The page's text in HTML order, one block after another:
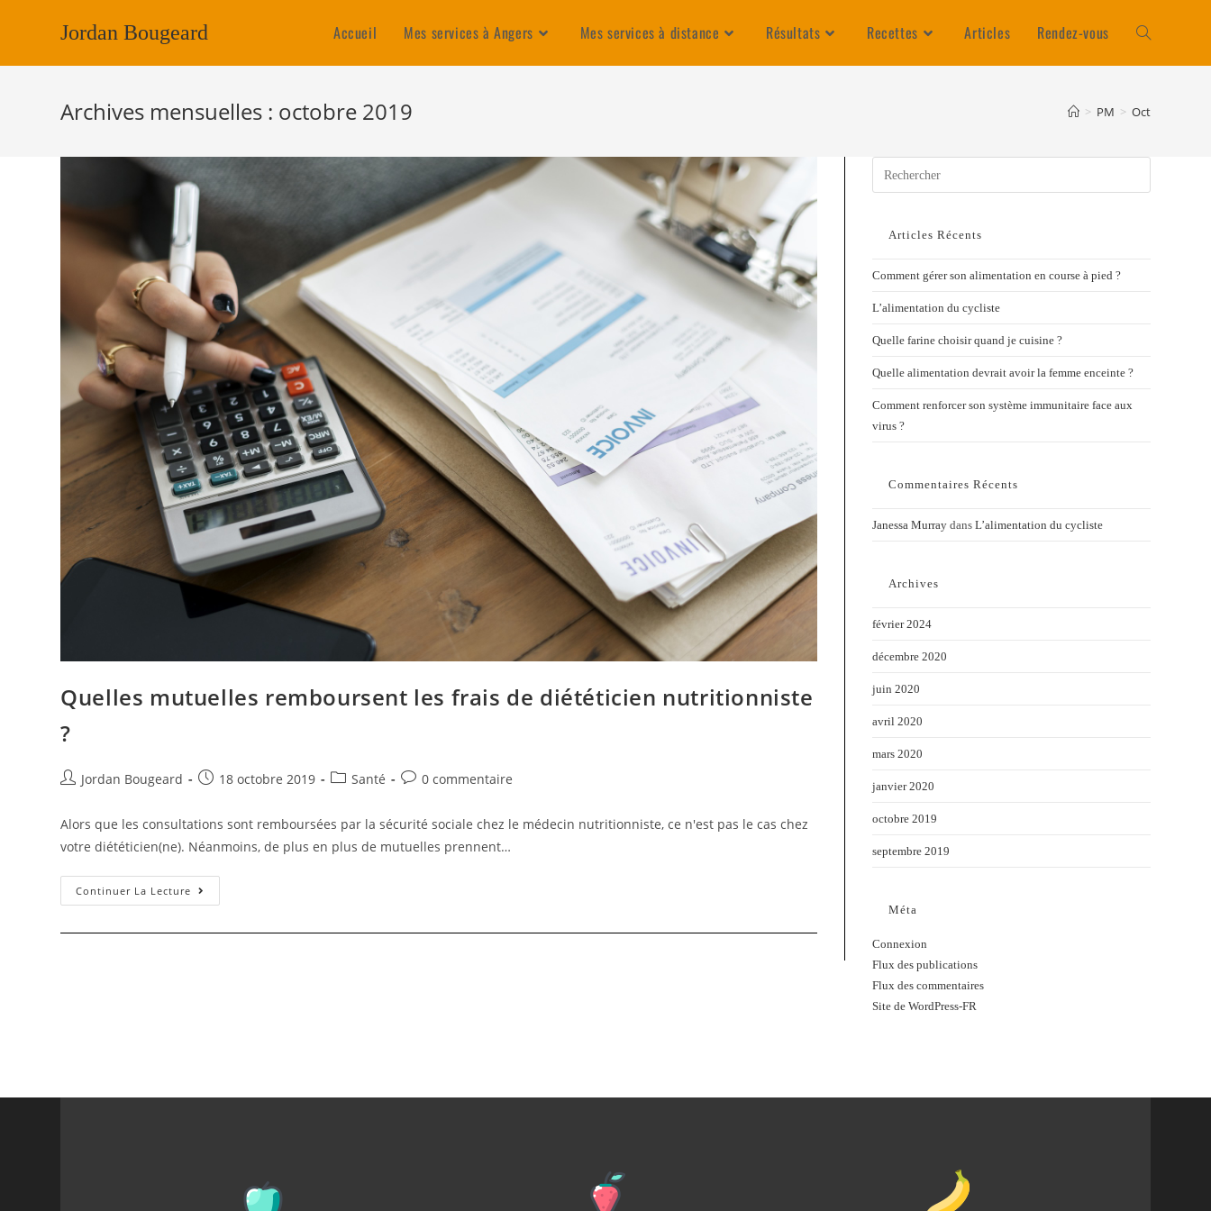
Jordan Bougeard Accueil Mes services à Angers Mes services à distance Résultats Recettes Articles Rendez-vous
Archives mensuelles : octobre 2019 > PM > Oct
Quelles mutuelles remboursent les frais de diététicien nutritionniste
?
Jordan Bougeard 18 octobre 2019 Santé 0 commentaire
Alors que les consultations sont remboursées par la sécurité sociale chez le médecin nutritionniste, ce n'est pas le cas chez
votre diététicien(ne). Néanmoins, de plus en plus de mutuelles prennent…
Continuer La Lecture
Articles Récents
Comment gérer son alimentation en course à pied ?
L’alimentation du cycliste
Quelle farine choisir quand je cuisine ?
Quelle alimentation devrait avoir la femme enceinte ?
Comment renforcer son système immunitaire face aux
virus ?
Commentaires Récents
Janessa Murray dansL’alimentation du cycliste
Archives
février 2024
décembre 2020
juin 2020
avril 2020
mars 2020
janvier 2020
octobre 2019
septembre 2019
Méta
Connexion
Flux des publications
Flux des commentaires
Site de WordPress-FR